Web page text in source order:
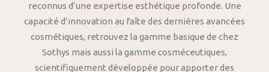
reconnus d’une expertise esthétique profonde. Une
capacité d’innovation au faîte des dernières avancées
cosmétiques, retrouvez la gamme basique de chez
Sothys mais aussi la gamme cosméceutiques,
scientifiquement développée pour apporter des